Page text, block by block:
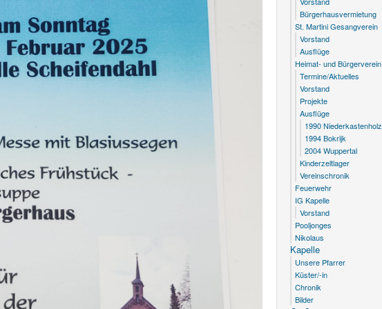
Bürgerhausvermietung
St. Martini Gesangverein
Vorstand
Ausflüge
Heimat- und Bürgerverein
Termine/Aktuelles
Vorstand
Projekte
Ausflüge
1990 Niederkastenholz
1994 Bokrijk
2004 Wuppertal
Kinderzeltlager
Vereinschronik
Feuerwehr
IG Kapelle
Vorstand
Pooljonges
Nikolaus
Kapelle
Unsere Pfarrer
Küster/-in
Chronik
Bilder